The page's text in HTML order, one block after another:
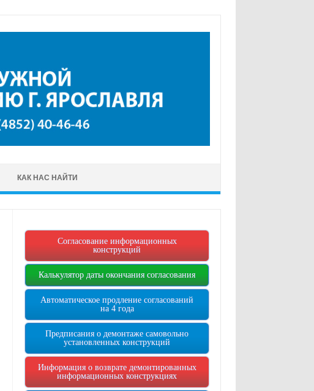
КАК НАС НАЙТИ
Согласование информационных
конструкций
Калькулятор даты окончания согласования
Автоматическое продление согласований
на 4 года
Предписания о демонтаже самовольно
установленных конструкций
Информация о возврате демонтированных
информационных конструкциях